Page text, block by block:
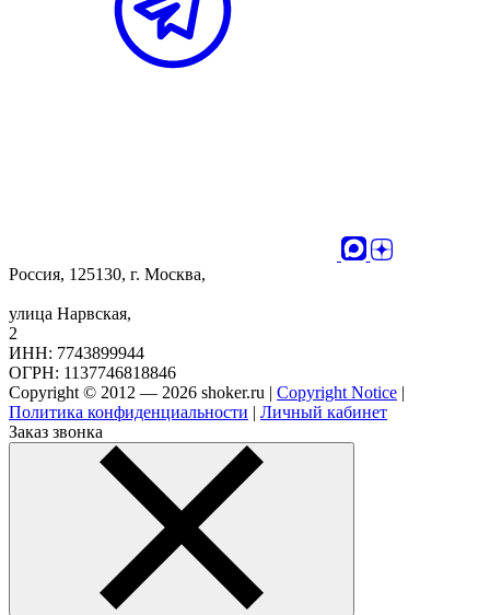
Россия, 125130, г. Москва,
улица Нарвская,
2
ИНН: 7743899944
ОГРН: 1137746818846
Copyright © 2012 — 2026 shoker.ru | Copyright Notice |
Политика конфиденциальности | Личный кабинет
Заказ звонка